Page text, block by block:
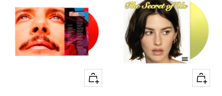
+
Añadir
+
Añadir